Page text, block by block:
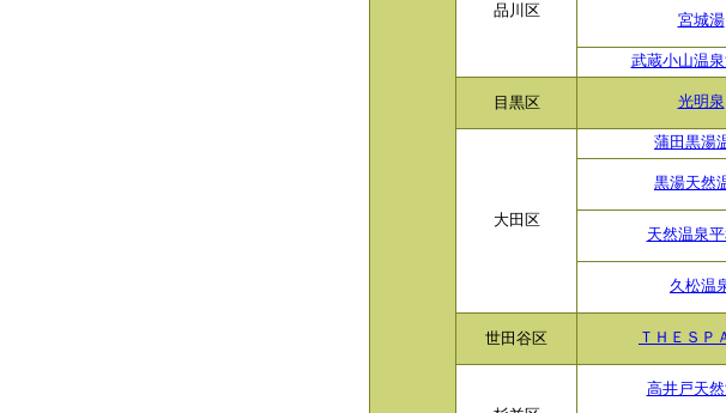
品川区
宮城湯
武蔵小山温
目黒区 光明泉
大田区
蒲田黒湯
黒湯天然
天然温泉
久松温
世田谷区 ＴＨＥＳＰ
高井戸天